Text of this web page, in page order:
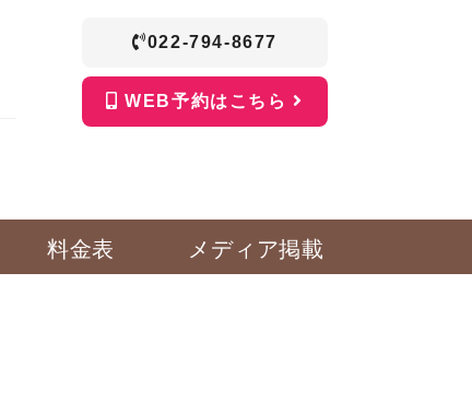
022-794-8677
WEB予約はこちら
料金表 メディア掲載